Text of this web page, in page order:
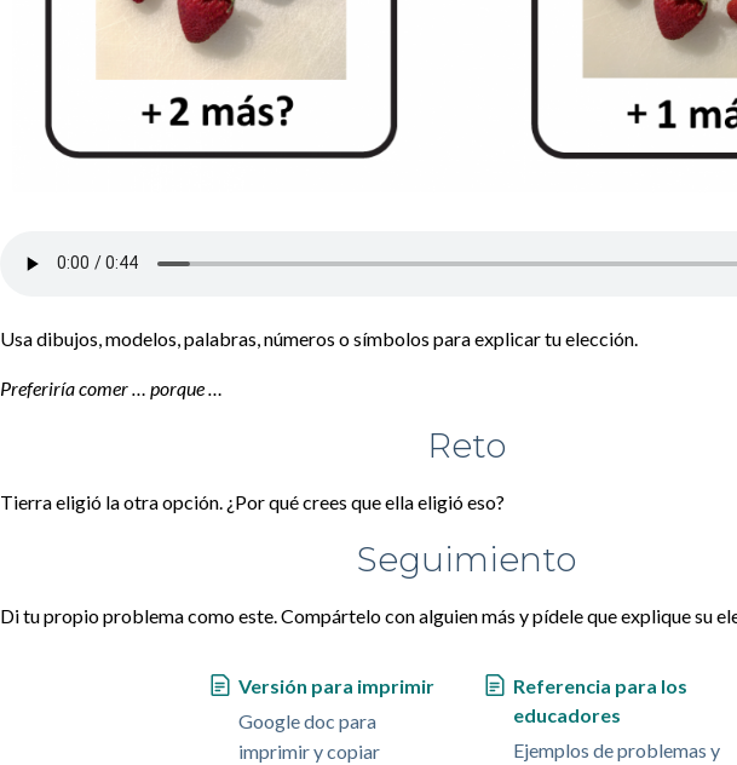
Usa dibujos, modelos, palabras, números o símbolos para explicar tu elección.
Preferiría comer … porque …
Reto
Tierra eligió la otra opción. ¿Por qué crees que ella eligió eso?
Seguimiento
Di tu propio problema como este. Compártelo con alguien más y pídele que explique su
Versión para imprimir
Google doc para
imprimir y copiar
Referencia para los
educadores
Ejemplos de problemas y